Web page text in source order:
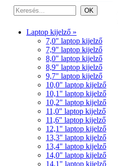
Laptop kijelző »
7,0" laptop kijelző
7,9" laptop kijelző
8,0" laptop kijelző
8,9" laptop kijelző
9,7" laptop kijelző
10,0" laptop kijelző
10,1" laptop kijelző
10,2" laptop kijelző
11,0" laptop kijelző
11,6" laptop kijelző
12,1" laptop kijelző
13,3" laptop kijelző
13,4" laptop kijelző
14,0" laptop kijelző
14,1" laptop kijelző